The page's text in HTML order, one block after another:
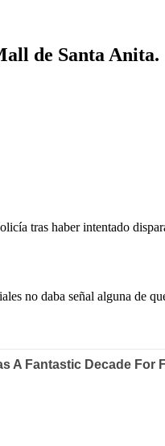
de Santa Anita.
tras haber intentado
no daba señal alguna de